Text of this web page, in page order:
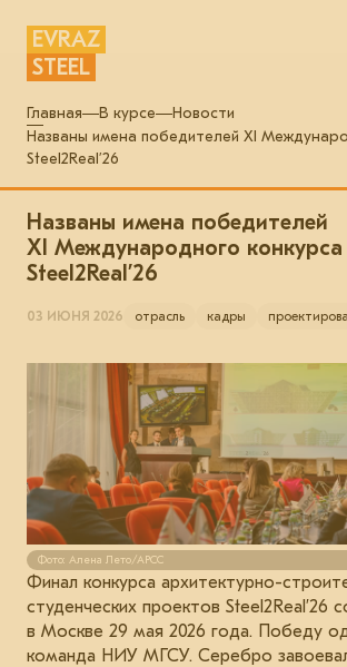
EVRAZ
STEEL
Главная В курсе
Новости
Названы имена победителей XI
Steel2Real’26
Названы имена победителей
XI Международного конкурса
Steel2Real’26
03 ИЮНЯ 2026 отрасль кадры
Фото: Алена Лето/АРСС
Финал конкурса архитектурно-
студенческих проектов Steel2Real’26
в Москве 29 мая 2026 года. Победу
команда НИУ МГСУ. Серебро